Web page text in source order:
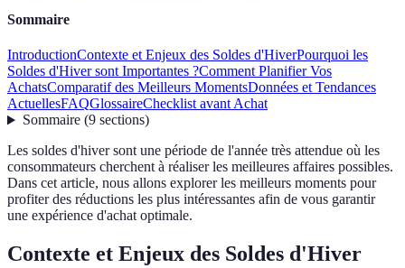
Sommaire
IntroductionContexte et Enjeux des Soldes d'HiverPourquoi les
Soldes d'Hiver sont Importantes ?Comment Planifier Vos
AchatsComparatif des Meilleurs MomentsDonnées et Tendances
ActuellesFAQGlossaireChecklist avant Achat
Sommaire(9 sections)
Les soldes d'hiver sont une période de l'année très attendue où les
consommateurs cherchent à réaliser les meilleures affaires possibles.
Dans cet article, nous allons explorer les meilleurs moments pour
profiter des réductions les plus intéressantes afin de vous garantir
une expérience d'achat optimale.
Contexte et Enjeux des Soldes d'Hiver